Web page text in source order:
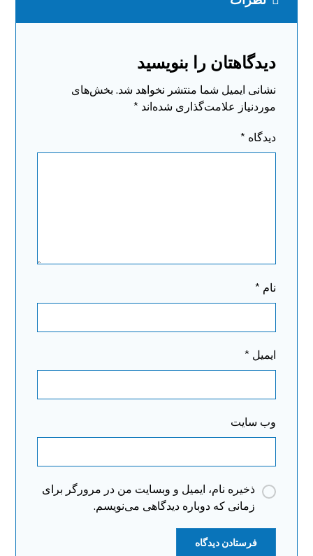
دیدگاهتان را بنویسید
نشانی ایمیل شما منتشر نخواهد شد. بخش‌های
موردنیاز علامت‌گذاری شده‌اند *
دیدگاه *
نام *
ایمیل *
وب‌ سایت
ذخیره نام، ایمیل و وبسایت من در مرورگر برای
زمانی که دوباره دیدگاهی می‌نویسم.